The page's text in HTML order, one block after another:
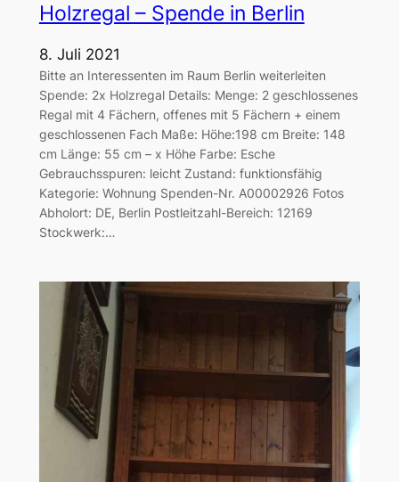
Holzregal – Spende in Berlin
8. Juli 2021
Bitte an Interessenten im Raum Berlin weiterleiten
Spende: 2x Holzregal Details: Menge: 2 geschlossenes
Regal mit 4 Fächern, offenes mit 5 Fächern + einem
geschlossenen Fach Maße: Höhe:198 cm Breite: 148
cm Länge: 55 cm – x Höhe Farbe: Esche
Gebrauchsspuren: leicht Zustand: funktionsfähig
Kategorie: Wohnung Spenden-Nr. A00002926 Fotos
Abholort: DE, Berlin Postleitzahl-Bereich: 12169
Stockwerk:…